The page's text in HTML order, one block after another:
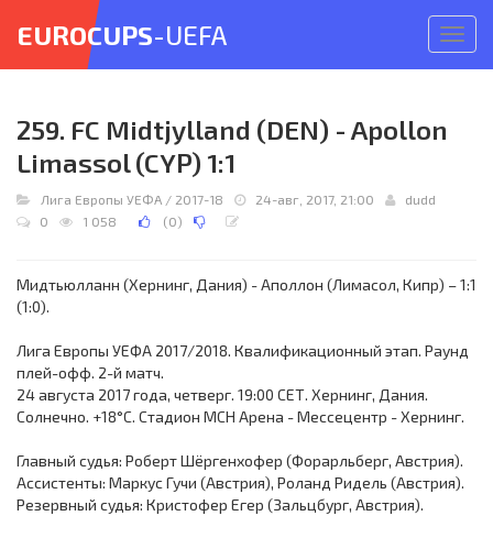
меню
EUROCUPS-UEFA
259. FC Midtjylland (DEN) - Apollon
Limassol (CYP) 1:1
Лига Европы УЕФА / 2017-18 24-авг, 2017, 21:00
dudd
0
1 058 (0)
Мидтьюлланн (Хернинг, Дания) - Аполлон (Лимасол, Кипр) – 1:1
(1:0).
Лига Европы УЕФА 2017/2018. Квалификационный этап. Раунд
плей-офф. 2-й матч.
24 августа 2017 года, четверг. 19:00 СЕТ. Хернинг, Дания.
Солнечно. +18°C. Стадион MCH Арена - Мессецентр - Хернинг.
Главный судья: Роберт Шёргенхофер (Форарльберг, Австрия).
Ассистенты: Маркус Гучи (Австрия), Роланд Ридель (Австрия).
Резервный судья: Кристофер Егер (Зальцбург, Австрия).